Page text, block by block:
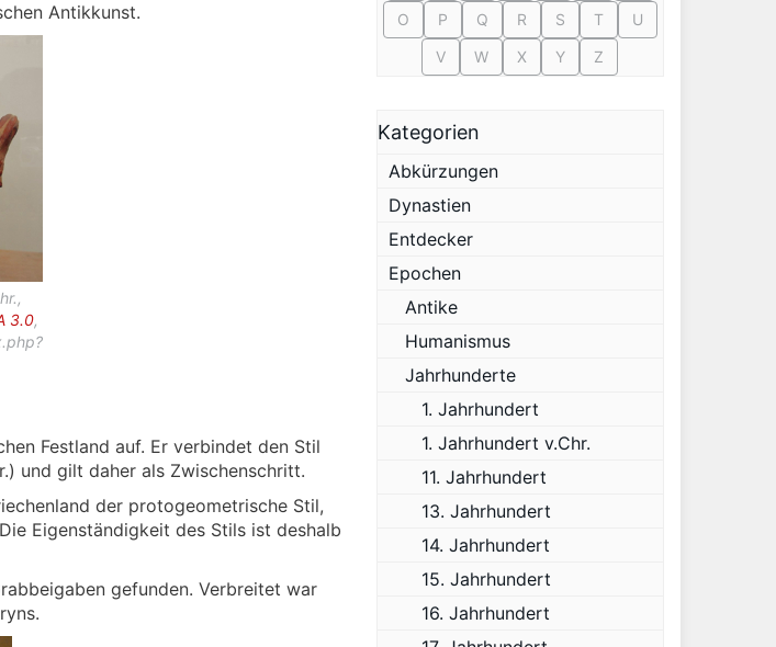
Antikkunst.
3.0,
Festland auf. Er verbindet den Stil
und gilt daher als Zwischenschritt.
der protogeometrische Stil,
Eigenständigkeit des Stils ist deshalb
gefunden. Verbreitet war
O
P Q R S T
U
V
W X Y Z
Kategorien
Abkürzungen
Dynastien
Entdecker
Epochen
Antike
Humanismus
Jahrhunderte
1. Jahrhundert
1. Jahrhundert v.Chr.
11. Jahrhundert
13. Jahrhundert
14. Jahrhundert
15. Jahrhundert
16. Jahrhundert